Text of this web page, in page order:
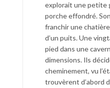
explorait une petite
porche effondré.
franchir une
d’un puits. Une
pied dans une
dimensions. Ils
cheminement, vu
trouvèrent d’abord